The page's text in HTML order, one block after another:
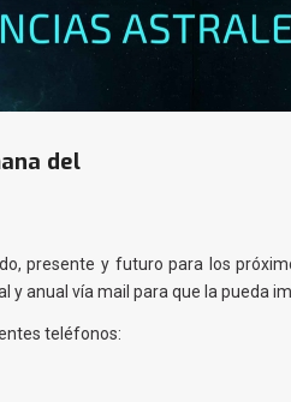
del
presente y futuro para los
y anual vía mail para que la pueda
teléfonos: